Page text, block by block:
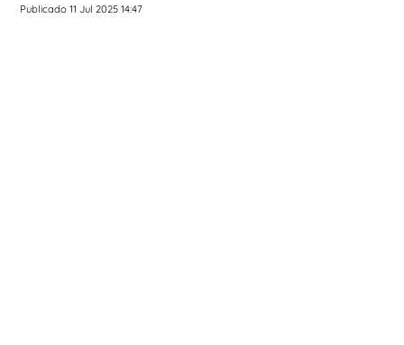
Publicado 11 Jul 2025 14:47